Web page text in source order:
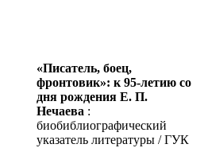
«Писатель, боец,
фронтовик»: к 95-летию со
дня рождения Е. П.
Нечаева :
биобиблиографический
указатель литературы / ГУК